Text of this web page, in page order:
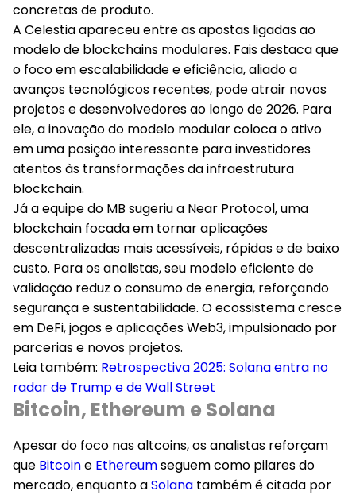
concretas de produto.
A Celestiaapareceu entre as apostas ligadas ao
modelo de blockchains modulares. Fais destaca que
o foco em escalabilidade e eficiência, aliado a
avanços tecnológicos recentes, pode atrair novos
projetos e desenvolvedores ao longo de 2026. Para
ele, a inovação do modelo modular coloca o ativo
em uma posição interessante para investidores
atentos às transformações da infraestrutura
blockchain.
Já a equipe do MB sugeriu a Near Protocol, uma
blockchain focada em tornar aplicações
descentralizadas mais acessíveis, rápidas e de baixo
custo. Para os analistas, seu modelo eficiente de
validação reduz o consumo de energia, reforçando
segurança e sustentabilidade. O ecossistema cresce
em DeFi, jogos e aplicações Web3, impulsionado por
parcerias e novos projetos.
Leia também: Retrospectiva 2025: Solana entra no
radar de Trump e de Wall Street
Bitcoin, Ethereum e Solana
Apesar do foco nas altcoins, os analistas reforçam
que Bitcoine Ethereumseguem como pilares do
mercado, enquanto aSolana também é citada por